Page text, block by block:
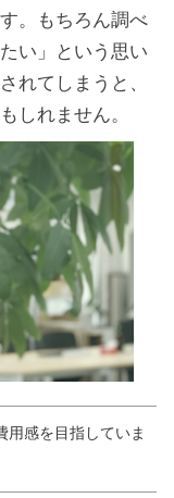
。もちろん調べ
い」という思い
れてしまうと、
しれません。
用感を目指していま